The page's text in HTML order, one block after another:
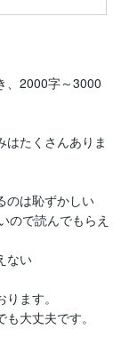
、2000字～3000
はたくさんありま
のは恥ずかしい
ので読んでもらえ
ない
ます。
大丈夫です。